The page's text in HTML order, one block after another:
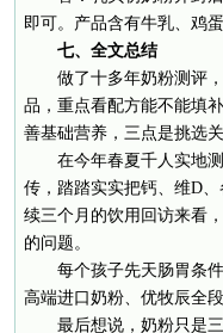
即可。产品含有牛乳、鸡
七、全文总结
做了十多年奶粉测评
品，重点看配方能不能填
善基础营养，三点是挑选关
在今年春夏千人实地
传，踏踏实实把钙、维D
续三个月的饮用回访来看
的问题。
每个孩子先天肠胃条
高端进口奶粉、优牧辰全
最后想说，奶粉只是